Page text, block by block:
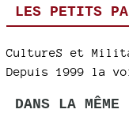
LES PETITS
CultureS et
Depuis 1999 la
DANS LA MÊME